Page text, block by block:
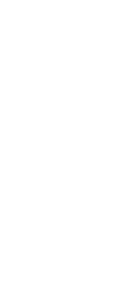
业，公司自成立以来，本着“重